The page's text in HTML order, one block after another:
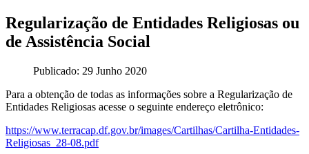
Regularização de Entidades Religiosas ou
de Assistência Social
Publicado: 29 Junho 2020
Para a obtenção de todas as informações sobre a Regularização de
Entidades Religiosas acesse o seguinte endereço eletrônico:
https://www.terracap.df.gov.br/images/Cartilhas/Cartilha-Entidades-
Religiosas_28-08.pdf